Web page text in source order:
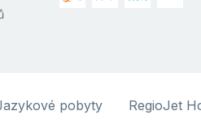
pobyty RegioJet